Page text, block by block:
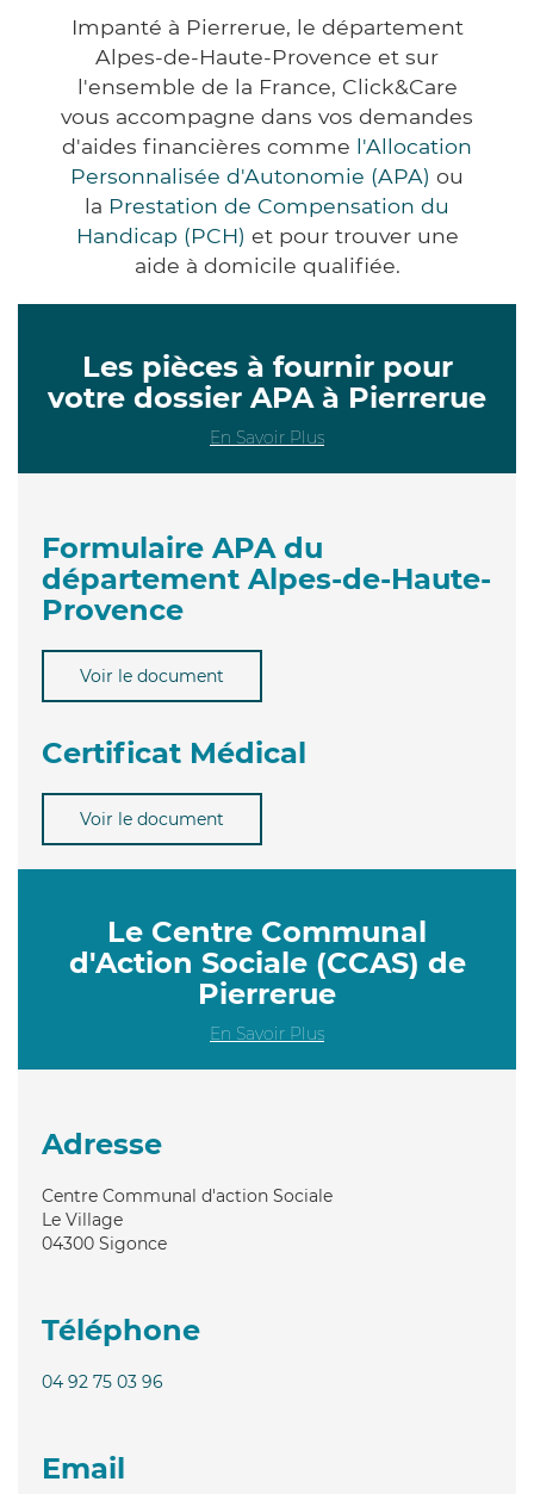
Impanté à Pierrerue, le département
Alpes-de-Haute-Provence et sur
l'ensemble de la France, Click&Care
vous accompagne dans vos demandes
d'aides financières comme l'Allocation
Personnalisée d'Autonomie (APA) ou
la Prestation de Compensation du
Handicap (PCH) et pour trouver une
aide à domicile qualifiée.
Les pièces à fournir pour
votre dossier APA à Pierrerue
En Savoir Plus
Formulaire APA du
département Alpes-de-Haute-
Provence
Voir le document
Certificat Médical
Voir le document
Le Centre Communal
d'Action Sociale (CCAS) de
Pierrerue
En Savoir Plus
Adresse
Centre Communal d'action Sociale
Le Village
04300 Sigonce
Téléphone
04 92 75 03 96
Email